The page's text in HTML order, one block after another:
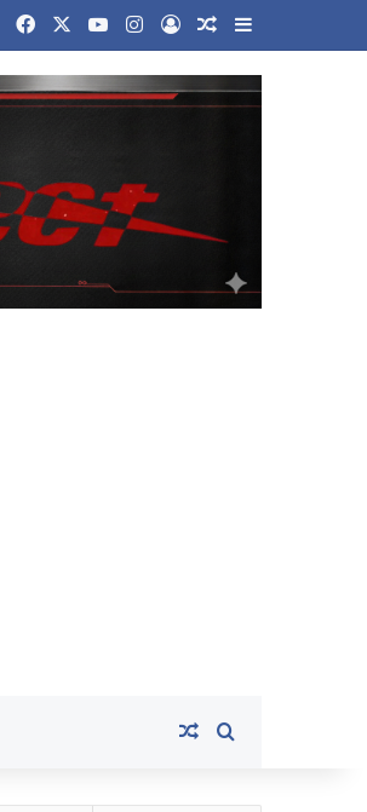
FacebookYouTubeInstagram
Log InRandom Article
Sidebar
Random Article